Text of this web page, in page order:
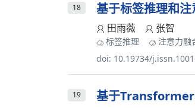
18 基于标签推理和
田雨薇 张智
标签推理 注意力融
doi: 10.19734/
19 基于Transformer